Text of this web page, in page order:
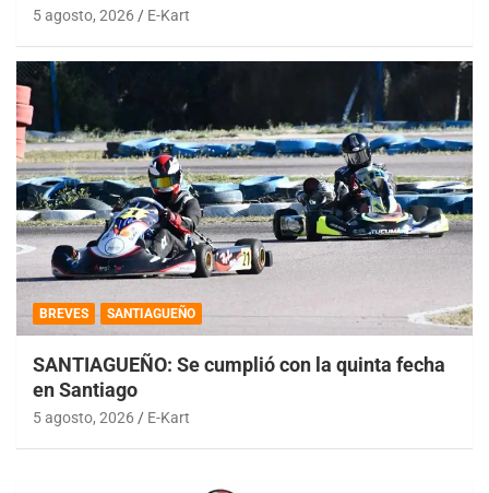
5 agosto, 2026 E-Kart
BREVES SANTIAGUEÑO
SANTIAGUEÑO: Se cumplió con la quinta fecha
en Santiago
5 agosto, 2026 E-Kart